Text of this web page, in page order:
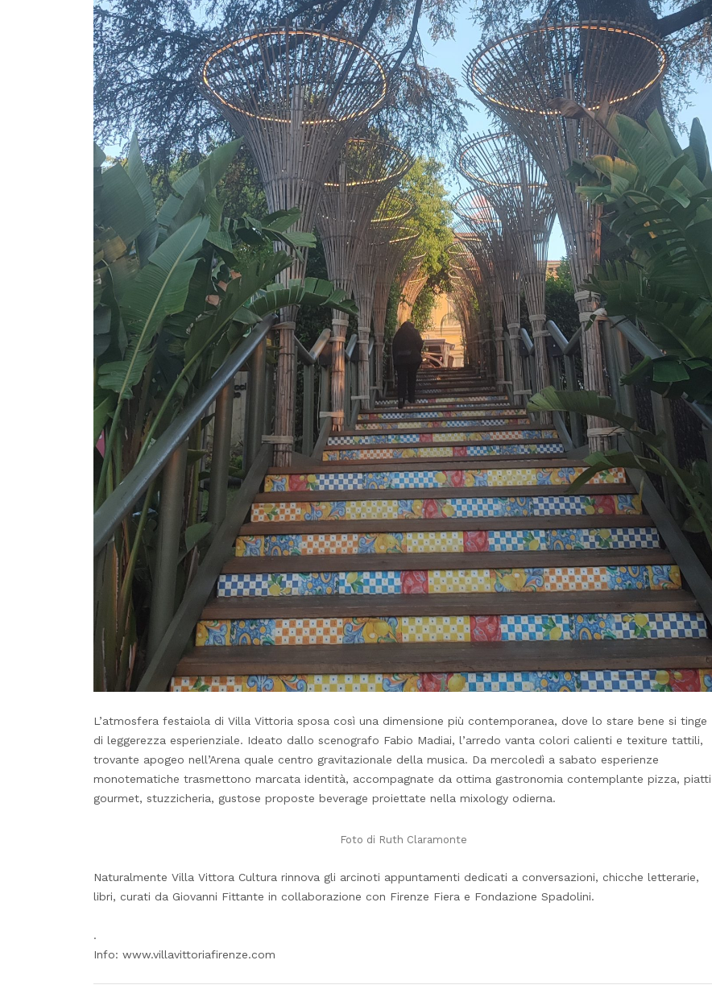
L’atmosfera festaiola di Villa Vittoria sposa così una dimensione più contemporanea, dove lo stare bene si tinge
di leggerezza esperienziale. Ideato dallo scenografo Fabio Madiai, l’arredo vanta colori calienti e texiture tattili,
trovante apogeo nell’Arena quale centro gravitazionale della musica. Da mercoledì a sabato esperienze
monotematiche trasmettono marcata identità, accompagnate da ottima gastronomia contemplante pizza, piatti
gourmet, stuzzicheria, gustose proposte beverage proiettate nella mixology odierna.
Foto di Ruth Claramonte
Naturalmente Villa Vittora Cultura rinnova gli arcinoti appuntamenti dedicati a conversazioni, chicche letterarie,
libri, curati da Giovanni Fittante in collaborazione con Firenze Fiera e Fondazione Spadolini.
.
Info: www.villavittoriafirenze.com